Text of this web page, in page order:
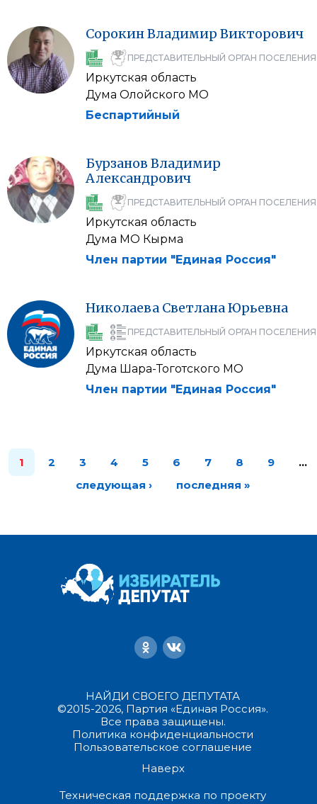
СорокинВладимир Викторович
ПРЕДСТАВИТЕЛЬНЫЙ ОРГАН ПОСЕЛЕНИЯ
Иркутская область
Дума Олойского МО
Беспартийный
Бурзанов Владимир
Александрович
ПРЕДСТАВИТЕЛЬНЫЙ ОРГАН ПОСЕЛЕНИЯ
Иркутская область
Дума МО Кырма
Член партии "Единая Россия"
Николаева СветланаЮрьевна
ПРЕДСТАВИТЕЛЬНЫЙ ОРГАН ПОСЕЛЕНИЯ
Иркутская область
Дума Шара-Тоготского МО
Член партии "Единая Россия"
1 2 3 4 5 6 7 8 9
…
следующая ›
последняя »
НАЙДИ СВОЕГО ДЕПУТАТА
©2015-2026, Партия «Единая Россия».
Все права защищены.
Политика конфиденциальности
Пользовательское соглашение
Наверх
Техническая поддержка по проекту